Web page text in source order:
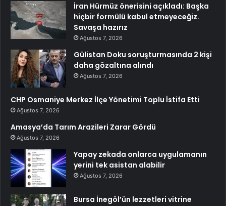
İran Hürmüz önerisini açıkladı: Başka
hiçbir formülü kabul etmeyeceğiz.
Savaşa hazırız
Ağustos 7, 2026
Gülistan Doku soruşturmasında 2 kişi
daha gözaltına alındı
Ağustos 7, 2026
CHP Osmaniye Merkez İlçe Yönetimi Toplu İstifa Etti
Ağustos 7, 2026
Amasya’da Tarım Arazileri Zarar Gördü
Ağustos 7, 2026
Yapay zekada onlarca uygulamanın
yerini tek asistan alabilir
Ağustos 7, 2026
Bursa İnegöl’ün lezzetleri vitrine